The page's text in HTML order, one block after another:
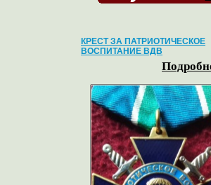
КРЕСТ ЗА ПАТРИОТИЧЕСКОЕ
ВОСПИТАНИЕ ВДВ